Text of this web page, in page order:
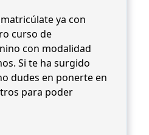
ya con
curso de
con modalidad
Si te ha surgido
dudes en ponerte en
para poder